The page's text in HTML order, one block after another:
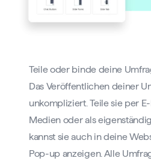
Teile oder binde deine
Das Veröffentlichen deiner
unkompliziert. Teile sie per
Medien oder als
kannst sie auch in deine
Pop-up anzeigen. Alle